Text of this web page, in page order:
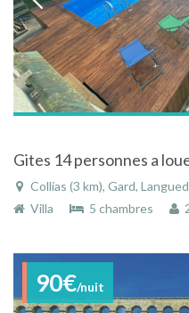
Gites 14 personnes a
Collias (3 km), Gard,
Villa
5 chambres
90€/nuit